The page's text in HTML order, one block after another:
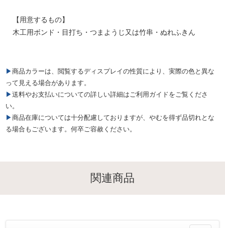
【用意するもの】
木工用ボンド・目打ち・つまようじ又は竹串・ぬれふきん
▶商品カラーは、閲覧するディスプレイの性質により、実際の色と異な
って見える場合があります。
▶送料やお支払いについての詳しい詳細はご利用ガイドをご覧くださ
い。
▶商品在庫については十分配慮しておりますが、やむを得ず品切れとな
る場合もございます。何卒ご容赦ください。
関連商品